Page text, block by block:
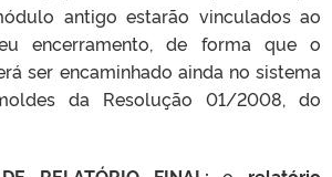
antigo estarão vinculados ao
encerramento, de forma que o
ser encaminhado ainda no sistema
da Resolução 01/2008, do